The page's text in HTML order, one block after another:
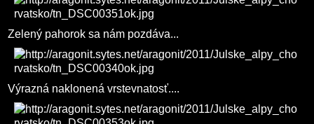
Zelený pahorok sa nám pozdáva...
Výrazná naklonená vrstevnatosť....